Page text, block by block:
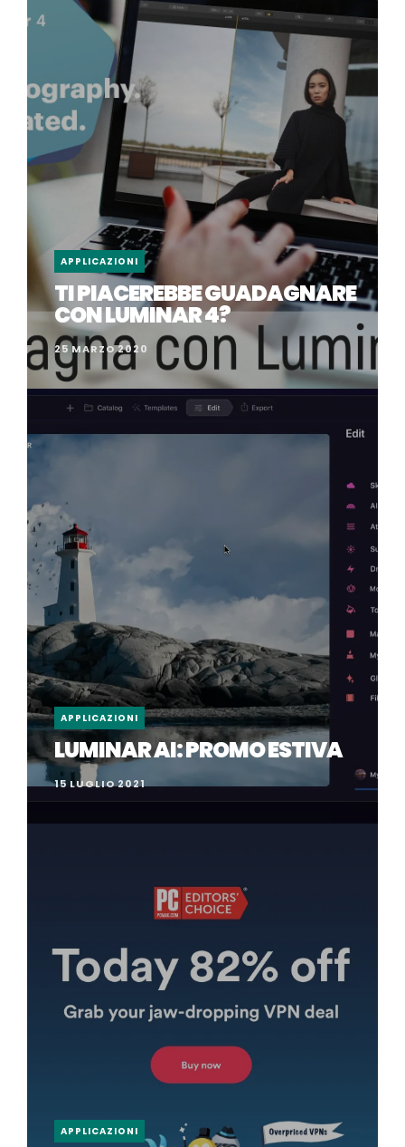
APPLICAZIONI
TI PIACEREBBE GUADAGNARE
CON LUMINAR 4?
25 MARZO 2020
APPLICAZIONI
LUMINAR AI: PROMO ESTIVA
15 LUGLIO 2021
APPLICAZIONI